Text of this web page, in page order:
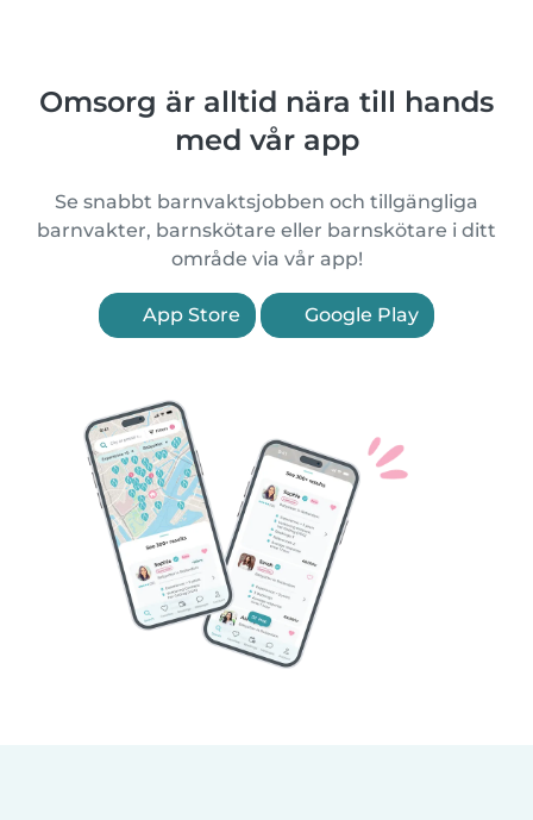
Omsorg är alltid nära till hands
med vår app
Se snabbt barnvaktsjobben och tillgängliga
barnvakter, barnskötare eller barnskötare i ditt
område via vår app!
App Store Google Play